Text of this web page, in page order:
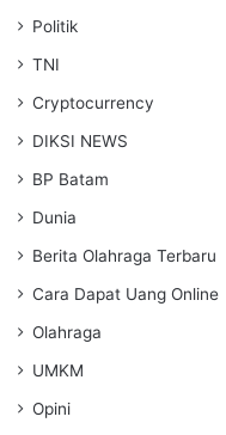
Politik
TNI
Cryptocurrency
DIKSI NEWS
BP Batam
Dunia
Berita Olahraga Terbaru
Cara Dapat Uang Online
Olahraga
UMKM
Opini